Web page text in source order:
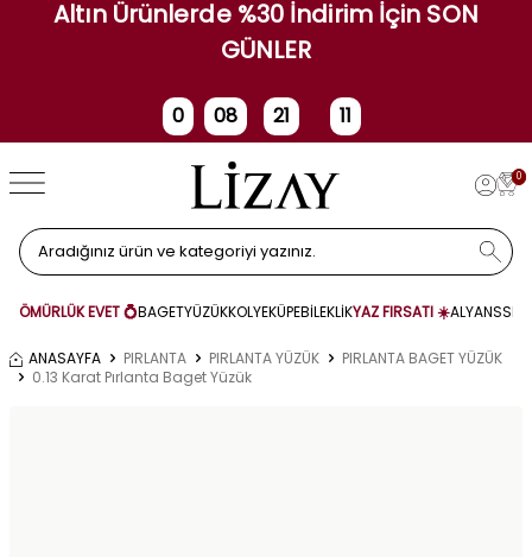
Altın Ürünlerde %30 İndirim İçin SON
GÜNLER
0
Gün
08
Saat
21 10
0
ÖMÜRLÜK EVET 💍BAGETYÜZÜKKOLYEKÜPEBİLEKLİKYAZ FIRSATI ☀️ALYANS
ANASAYFA PIRLANTA PIRLANTA YÜZÜK
PIRLANTA BAGET YÜZÜK
0.13 Karat Pırlanta Baget Yüzük